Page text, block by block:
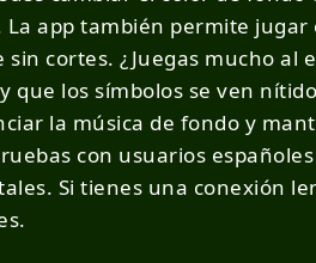
La app también permite
cortes. ¿Juegas mucho
que los símbolos se ven
la música de fondo y
con usuarios
Si tienes una conexión